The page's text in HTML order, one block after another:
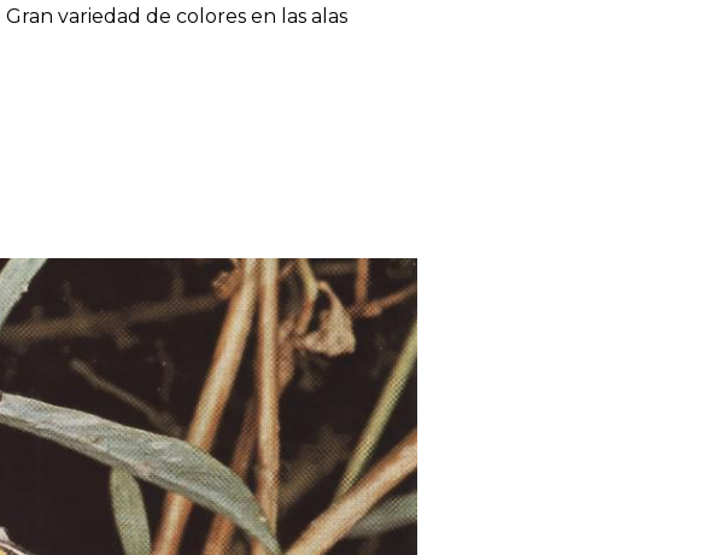
variedad de colores en las alas